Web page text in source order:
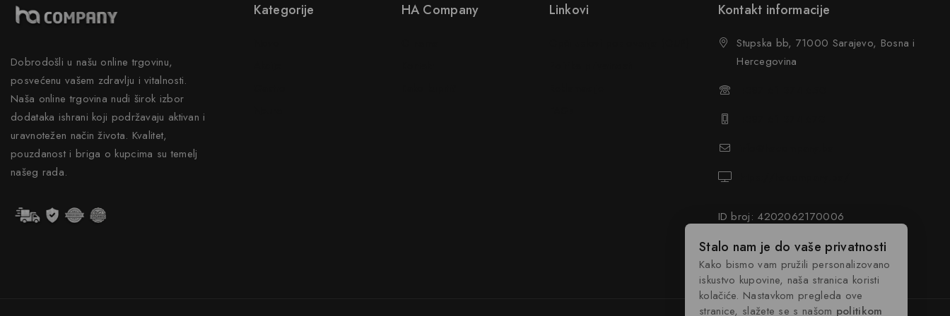
Dobrodošli u našu online trgovinu,
posvećenu vašem zdravlju i vitalnosti.
Naša online trgovina nudi širok izbor
dodataka ishrani koji podržavaju aktivan i
uravnotežen način života. Kvalitet,
pouzdanost i briga o kupcima su temelj
našeg rada.
Kategorije HA Company Linkovi Kontakt informacije
Stupska bb, 71000 Sarajevo, Bosna i
Hercegovina
ID broj: 4202062170006
PDV broj: 202062170006
Stalo nam je do vaše privatnosti
Kako bismo vam pružili personalizovano
iskustvo kupovine, naša stranica koristi
kolačiće. Nastavkom pregleda ove
stranice, slažete se s našom politikom